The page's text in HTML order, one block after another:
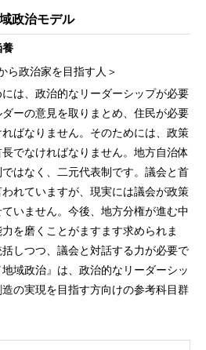
政治モデル
養
ら政治家を目指す人＞
は、政治的なリーダーシップが必要
ーの意見を取りまとめ、住民が必要
ばなりません。そのためには、政策
でなければなりません。地方自治体
はなく、二元代表制です。議会と首
れていますが、現実には議会が政策
いません。今後、地方分権が進む中
を磨くことがますます求められま
しつつ、議会と対話する力が必要で
域政治』は、政治的なリーダーシッ
の実現を目指す方向けの参考科目群